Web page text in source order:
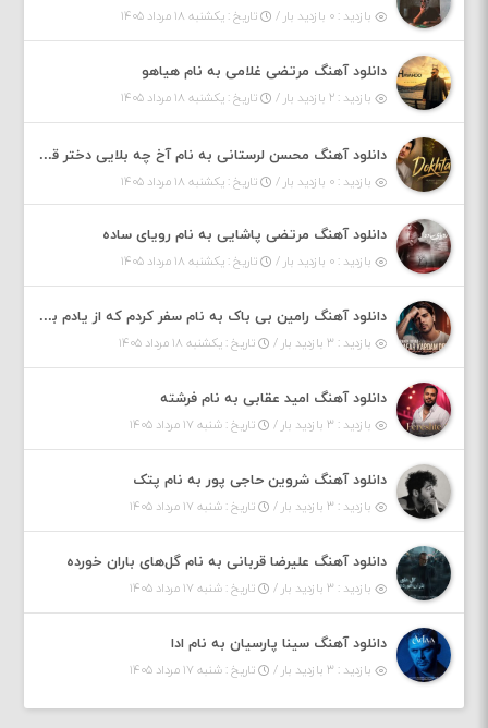
بازدید : ۰ بازدید بار / تاریخ : یکشنبه ۱۸ مرداد ۱۴۰۵
دانلود آهنگ مرتضی غلامی به نام هیاهو
بازدید : ۲ بازدید بار / تاریخ : یکشنبه ۱۸ مرداد ۱۴۰۵
دانلود آهنگ محسن لرستانی به نام آخ چه بلایی دختر قشنگ و ماهی دختر (هوش مصنوعی)
بازدید : ۰ بازدید بار / تاریخ : یکشنبه ۱۸ مرداد ۱۴۰۵
دانلود آهنگ مرتضی پاشایی به نام رویای ساده
بازدید : ۰ بازدید بار / تاریخ : یکشنبه ۱۸ مرداد ۱۴۰۵
دانلود آهنگ رامین بی باک به نام سفر کردم که از یادم بری دیدم نمیشه
بازدید : ۳ بازدید بار / تاریخ : یکشنبه ۱۸ مرداد ۱۴۰۵
دانلود آهنگ امید عقابی به نام فرشته
بازدید : ۳ بازدید بار / تاریخ : شنبه ۱۷ مرداد ۱۴۰۵
دانلود آهنگ شروین حاجی پور به نام پتک
بازدید : ۳ بازدید بار / تاریخ : شنبه ۱۷ مرداد ۱۴۰۵
دانلود آهنگ علیرضا قربانی به نام گل‌های باران خورده
بازدید : ۳ بازدید بار / تاریخ : شنبه ۱۷ مرداد ۱۴۰۵
دانلود آهنگ سینا پارسیان به نام ادا
بازدید : ۳ بازدید بار / تاریخ : شنبه ۱۷ مرداد ۱۴۰۵